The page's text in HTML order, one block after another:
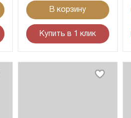
В корзину
Купить в 1 клик